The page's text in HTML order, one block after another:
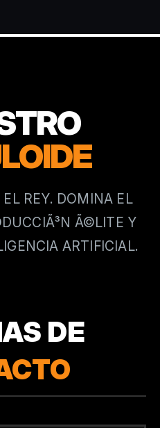
REY. DOMINA EL
Ã©LITE Y
ARTIFICIAL.
DE